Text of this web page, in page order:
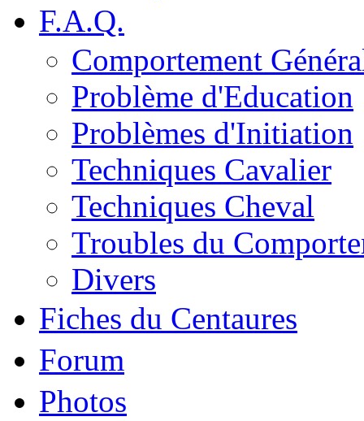
F.A.Q.
Comportement
Problème d'Education
Problèmes d'Initiation
Techniques Cavalier
Techniques Cheval
Troubles du
Divers
Fiches du Centaures
Forum
Photos